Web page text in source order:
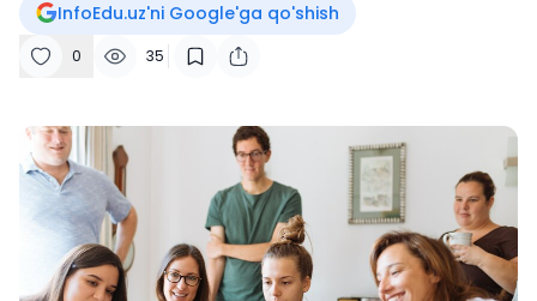
InfoEdu.uz'ni Google'ga qo'shish
0 35